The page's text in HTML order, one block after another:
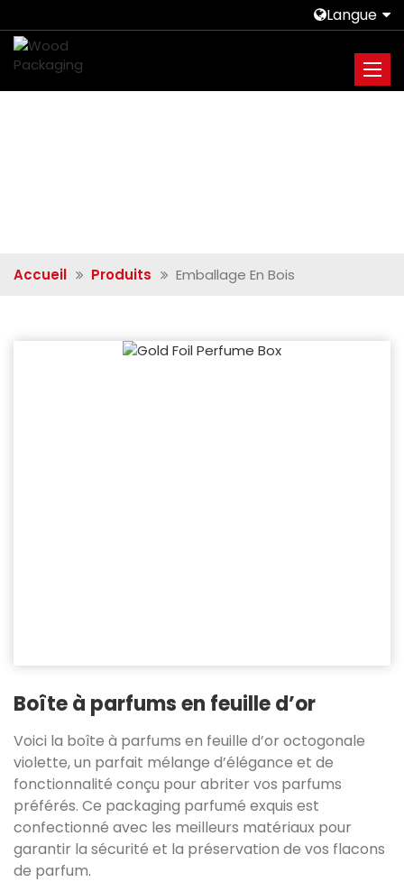
Langue
Accueil Produits Emballage En Bois
Boîte à parfums en feuille d’or
Voici la boîte à parfums en feuille d’or octogonale
violette, un parfait mélange d’élégance et de
fonctionnalité conçu pour abriter vos parfums
préférés. Ce packaging parfumé exquis est
confectionné avec les meilleurs matériaux pour
garantir la sécurité et la préservation de vos flacons
de parfum.